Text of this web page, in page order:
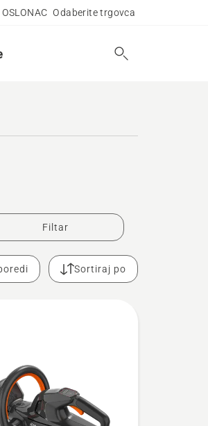
OSLONAC Odaberite trgovca
Filtar
Sortiraj po